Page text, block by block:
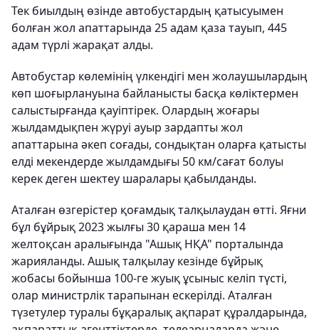
Тек биылдың өзінде автобустардың қатысуымен
болған жол апаттарында 25 адам қаза тауып, 445
адам түрлі жарақат алды.
Автобустар көлемінің үлкендігі мен жолаушылардың
көп шоғырлануына байланысты басқа көліктермен
салыстырғанда қауіптірек. Олардың жоғары
жылдамдықпен жүруі ауыр зардапты жол
апаттарына әкеп соғады, сондықтан оларға қатысты
елді мекендерде жылдамдығы 50 км/сағат болуы
керек деген шектеу шаралары қабылданды.
Аталған өзгерістер қоғамдық талқылаудан өтті. Яғни
бұл бұйрық 2023 жылғы 30 қараша мен 14
желтоқсан аралығында "Ашық НҚА" порталында
жарияланды. Ашық талқылау кезінде бұйрық
жобасы бойынша 100-ге жуық ұсыныс келіп түсті,
олар министрлік тарапынан ескерілді. Аталған
түзетулер туралы бұқаралық ақпарат құралдарында,